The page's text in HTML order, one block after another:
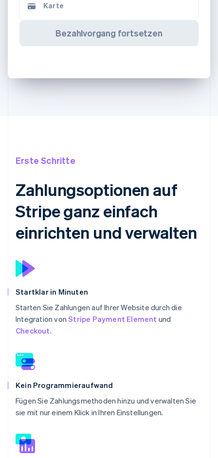
Karte
Bezahlvorgang fortsetzen
Erste Schritte
Zahlungsoptionen auf
Stripe ganz einfach
einrichten und verwalten
Startklar in Minuten
Starten Sie Zahlungen auf Ihrer Website durch die
Integration vonStripe Payment Element und
Checkout.
Kein Programmieraufwand
Fügen Sie Zahlungsmethoden hinzu und verwalten Sie
sie mit nur einem Klick in Ihren Einstellungen.